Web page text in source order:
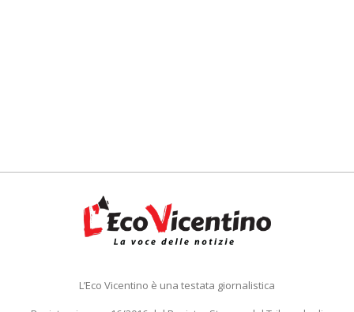
L’Eco Vicentino è una testata giornalistica